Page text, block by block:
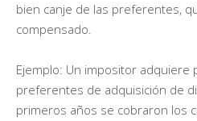
bien canje de las preferentes,
compensado.
Ejemplo: Un impositor adquiere
preferentes de adquisición de
primeros años se cobraron los